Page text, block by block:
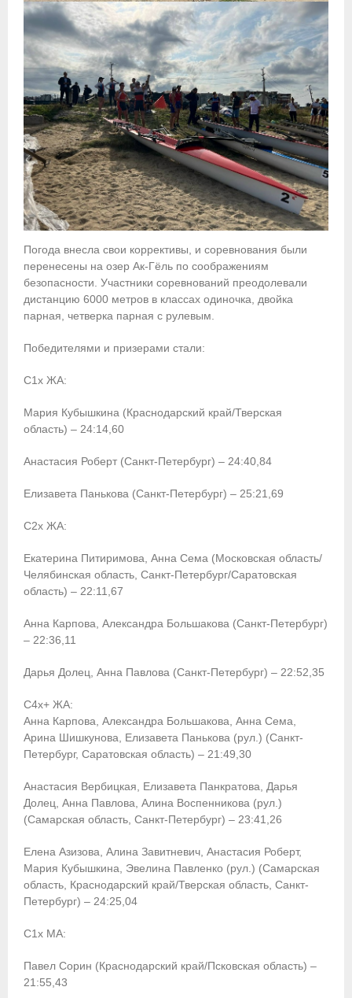
Погода внесла свои коррективы, и соревнования были
перенесены на озер Ак-Гёль по соображениям
безопасности. Участники соревнований преодолевали
дистанцию 6000 метров в классах одиночка, двойка
парная, четверка парная с рулевым.
Победителями и призерами стали:
С1х ЖА:
Мария Кубышкина (Краснодарский край/Тверская
область) – 24:14,60
Анастасия Роберт (Санкт-Петербург) – 24:40,84
Елизавета Панькова (Санкт-Петербург) – 25:21,69
С2х ЖА:
Екатерина Питиримова, Анна Сема (Московская область/
Челябинская область, Санкт-Петербург/Саратовская
область) – 22:11,67
Анна Карпова, Александра Большакова (Санкт-Петербург)
– 22:36,11
Дарья Долец, Анна Павлова (Санкт-Петербург) – 22:52,35
С4х+ ЖА:
Анна Карпова, Александра Большакова, Анна Сема,
Арина Шишкунова, Елизавета Панькова (рул.) (Санкт-
Петербург, Саратовская область) – 21:49,30
Анастасия Вербицкая, Елизавета Панкратова, Дарья
Долец, Анна Павлова, Алина Воспенникова (рул.)
(Самарская область, Санкт-Петербург) – 23:41,26
Елена Азизова, Алина Завитневич, Анастасия Роберт,
Мария Кубышкина, Эвелина Павленко (рул.) (Самарская
область, Краснодарский край/Тверская область, Санкт-
Петербург) – 24:25,04
C1х МА:
Павел Сорин (Краснодарский край/Псковская область) –
21:55,43